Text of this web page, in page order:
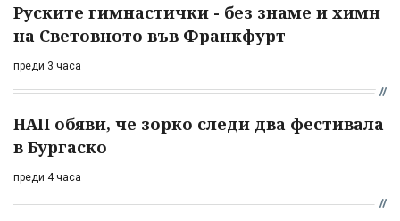
Руските гимнастички - без знаме и химн
на Световното във Франкфурт
преди 3 часа
НАП обяви, че зорко следи два фестивала
в Бургаско
преди 4 часа